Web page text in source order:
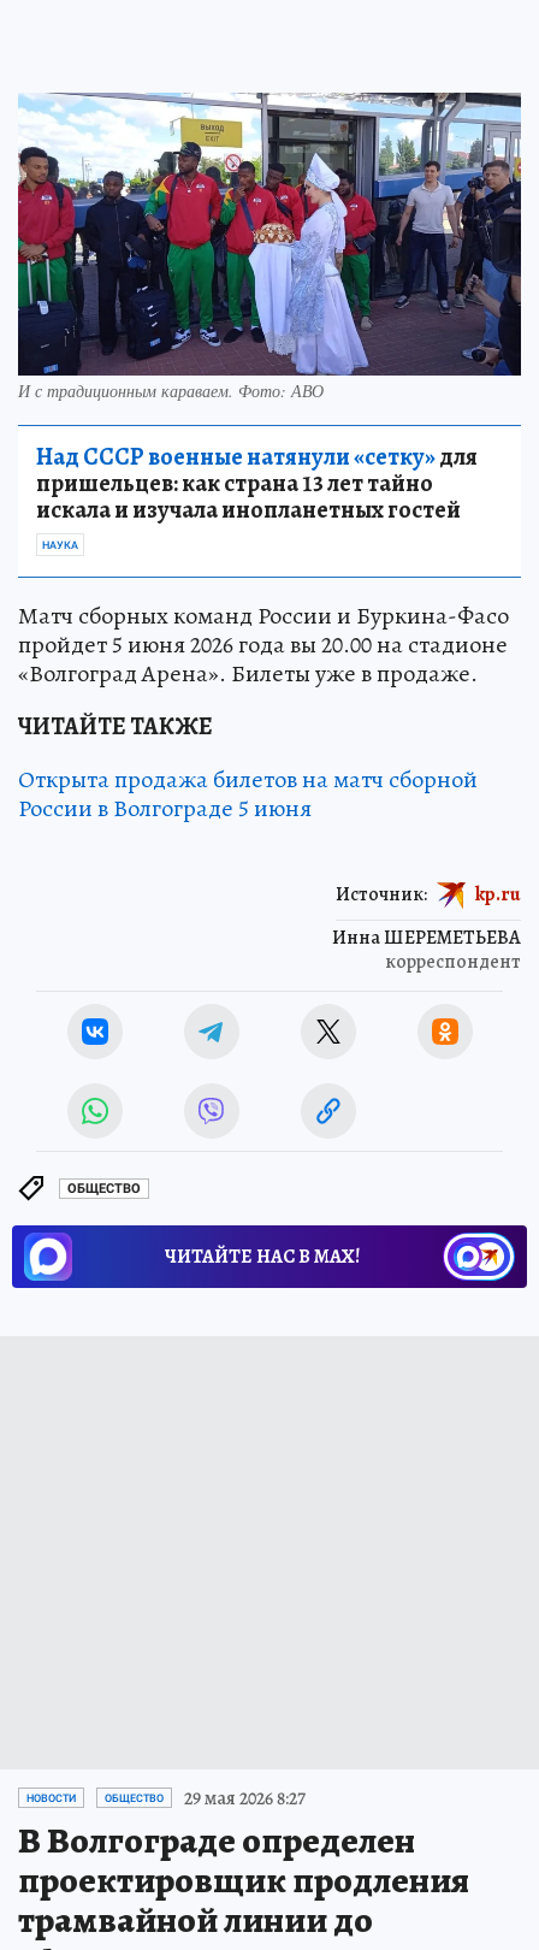
И с традиционным караваем. Фото: АВО
Над СССР военные натянули «сетку»для
пришельцев: как страна 13 лет тайно
искала и изучала инопланетных гостей
НАУКА
Матч сборных команд России и Буркина-Фасо
пройдет 5 июня 2026 года вы 20.00 на стадионе
«Волгоград Арена». Билеты уже в продаже.
ЧИТАЙТЕ ТАКЖЕ
Открыта продажа билетов на матч сборной
России в Волгограде 5 июня
Инна ШЕРЕМЕТЬЕВА
корреспондент
Источник: kp.ru
ОБЩЕСТВО
ЧИТАЙТЕ НАС В МАХ!
НОВОСТИ ОБЩЕСТВО 29 мая 2026 8:27
В Волгограде определен
проектировщик продления
трамвайной линии до